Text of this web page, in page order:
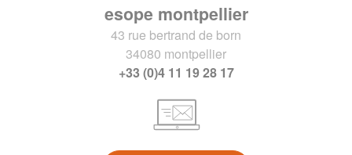
esope montpellier
43 rue bertrand de born
34080 montpellier
+33 (0)4 11 19 28 17